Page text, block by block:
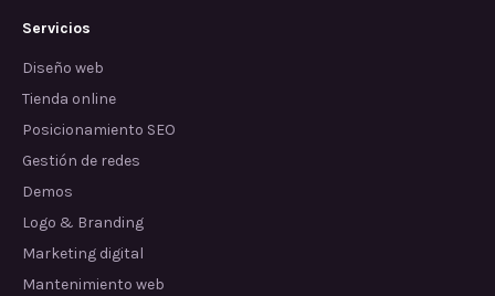
Servicios
Diseño web
Tienda online
Posicionamiento SEO
Gestión de redes
Demos
Logo & Branding
Marketing digital
Mantenimiento web